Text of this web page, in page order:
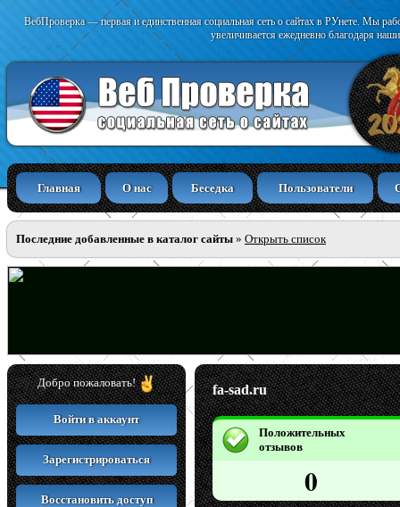
ВебПроверка — первая и единственная социальная сеть о сайтах в РУнете. Мы
увеличивается ежедневно благодаря
Главная О нас Беседка Пользователи
Последние добавленные в каталог сайты » Открыть список
Добро пожаловать!
Войти в аккаунт
Зарегистрироваться
Восстановить доступ
fa-sad.ru
Положительных
отзывов
0